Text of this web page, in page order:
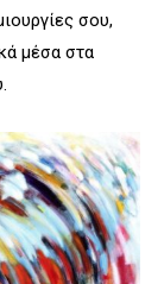
σου,
μέσα στα